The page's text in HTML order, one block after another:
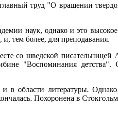
труд "О вращении
наук, однако и это
тем более, для преподавания.
со шведской
"Воспоминания
области литературы.
Похоронена в